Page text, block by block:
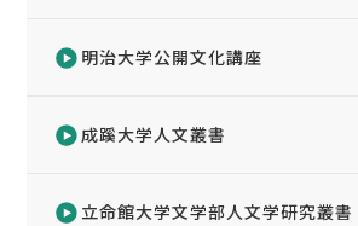
明治大学公開文化講座
成蹊大学人文叢書
立命館大学文学部人文学研究叢書